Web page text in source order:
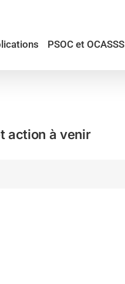
PSOC et OCASSS
action à venir